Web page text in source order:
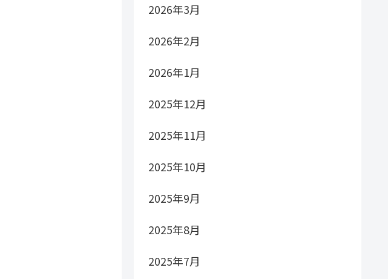
2026年3月
2026年2月
2026年1月
2025年12月
2025年11月
2025年10月
2025年9月
2025年8月
2025年7月